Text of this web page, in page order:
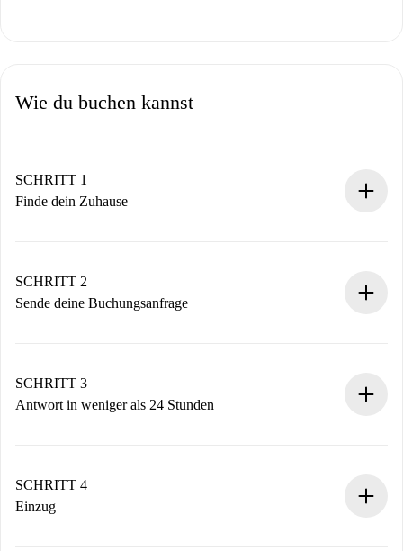
Wie du buchen kannst
SCHRITT 1
Finde dein Zuhause
Du erhältst alle notwendigen Informationen im Voraus.
SCHRITT 2
Sende deine Buchungsanfrage
Denk daran, dass wir dich erst belasten, wenn der
Vermieter zustimmt.
SCHRITT 3
Antwort in weniger als 24 Stunden
stellen den Kontakt her.
Wenn der Vermieter ablehnen muss, entstehen keine
SCHRITT 4
Einzug